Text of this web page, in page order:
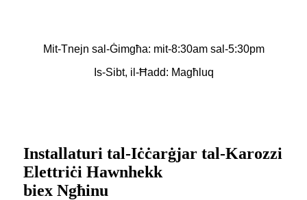
Mit-Tnejn sal-Ġimgħa: mit-8:30am sal-5:30pm
Is-Sibt, il-Ħadd: Magħluq
Installaturi tal-Iċċarġjar tal-Karozzi
Elettriċi Hawnhekk
biex Ngħinu